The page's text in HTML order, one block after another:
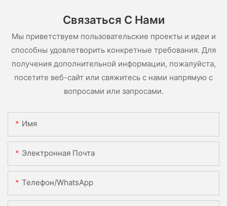
Связаться С Нами
Мы приветствуем пользовательские проекты и идеи и
способны удовлетворить конкретные требования. Для
получения дополнительной информации, пожалуйста,
посетите веб-сайт или свяжитесь с нами напрямую с
вопросами или запросами.
Имя
Электронная Почта
Телефон/WhatsApp